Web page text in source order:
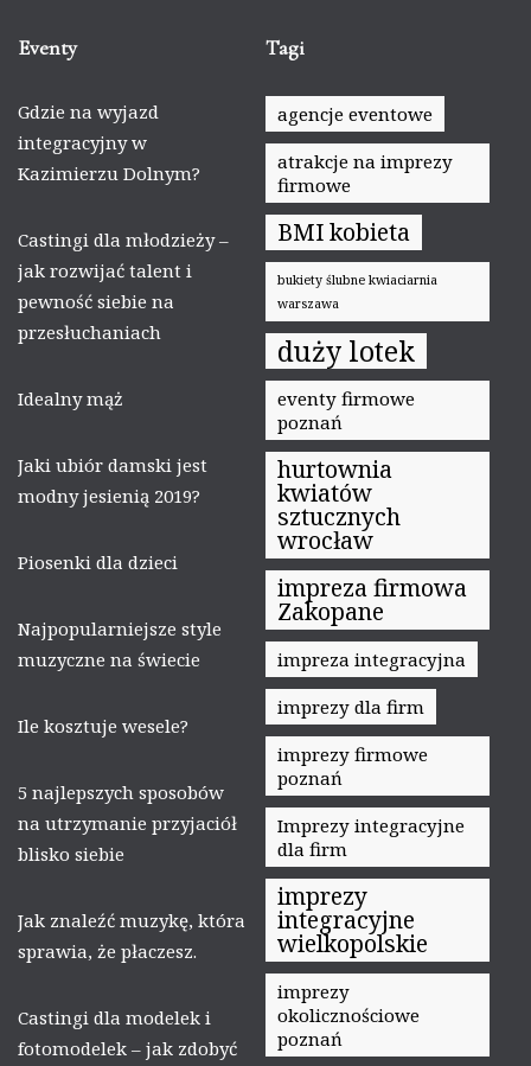
Eventy
Gdzie na wyjazd
integracyjny w
Kazimierzu Dolnym?
Castingi dla młodzieży –
jak rozwijać talent i
pewność siebie na
przesłuchaniach
Idealny mąż
Jaki ubiór damski jest
modny jesienią 2019?
Piosenki dla dzieci
Najpopularniejsze style
muzyczne na świecie
Ile kosztuje wesele?
5 najlepszych sposobów
na utrzymanie przyjaciół
blisko siebie
Jak znaleźć muzykę, która
sprawia, że płaczesz.
Castingi dla modelek i
fotomodelek – jak zdobyć
Tagi
agencje eventowe
atrakcje na imprezy
firmowe
BMI kobieta
bukiety ślubne kwiaciarnia
warszawa
duży lotek
eventy firmowe
poznań
hurtownia
kwiatów
sztucznych
wrocław
impreza firmowa
Zakopane
impreza integracyjna
imprezy dla firm
imprezy firmowe
poznań
Imprezy integracyjne
dla firm
imprezy
integracyjne
wielkopolskie
imprezy
okolicznościowe
poznań